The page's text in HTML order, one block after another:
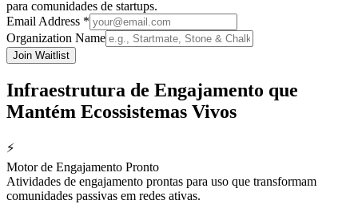
para comunidades de startups.
Email Address *
Organization Name
Join Waitlist
Infraestrutura de Engajamento que
Mantém Ecossistemas Vivos
⚡
Motor de Engajamento Pronto
Atividades de engajamento prontas para uso que transformam
comunidades passivas em redes ativas.